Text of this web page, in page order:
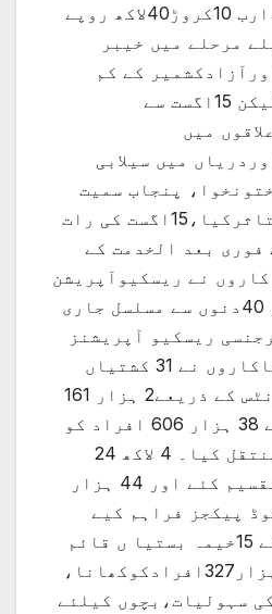
خدمت پر اب تک ایک ارب 10کروڑ40لاکھ روپے
مرحلے میں خیبر
کے کم
اضلاع متاثرہوئے،لیکن 15اگست سے
میں
میں سیلابی
پنجاب سمیت
پورے پاکستان کومتاثرکیا،15اگست کی رات
فوری بعد الخدمت کے
نے ریسکیوآپریشن
شروع کردیا تھا جو 40دنوں سے مسلسل جاری
ریسکیو آپریشنز
میں 16 ہزار 421 رضاکاروں نے 31 کشتیاں
اور 130 مشینری یونٹس کے ذریعے2 ہزار 161
آپریشنز مکمل کرکے 38 ہزار 606 افراد کو
محفوظ مقامات پر منتقل کیا۔ 4 لاکھ 24
ہزار 51 فوڈ باکس تقسیم کئے اور 44 ہزار
فوڈ پیکجز فراہم کیے
گئے۔متاثرین کیلئے 15خیمہ بستیا ں قائم
کی گئیں جن میں 16ہزار327افرادکوکھانا،
سہولیات،بچوں کیلئے